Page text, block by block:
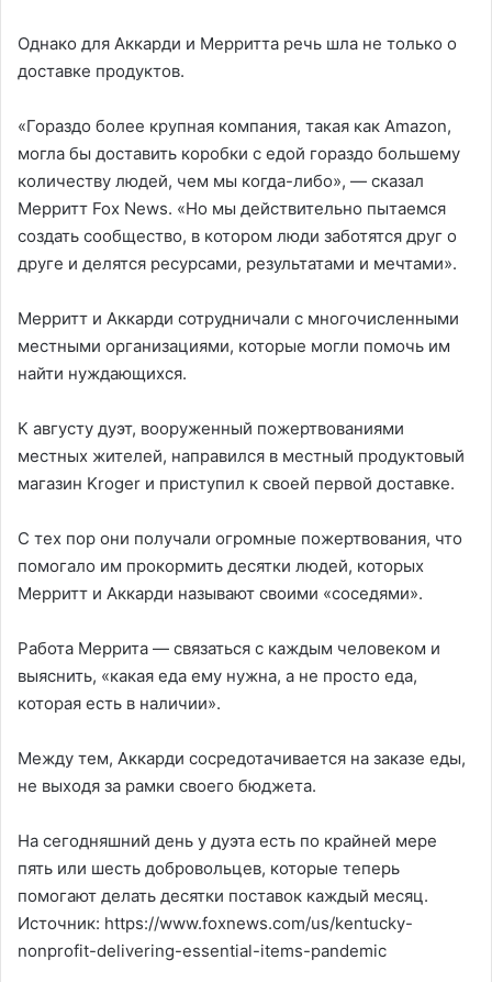
Однако для Аккарди и Мерритта речь шла не только о
доставке продуктов.
«Гораздо более крупная компания, такая как Amazon,
могла бы доставить коробки с едой гораздо большему
количеству людей, чем мы когда-либо», — сказал
Мерритт Fox News. «Но мы действительно пытаемся
создать сообщество, в котором люди заботятся друг о
друге и делятся ресурсами, результатами и мечтами».
Мерритт и Аккарди сотрудничали с многочисленными
местными организациями, которые могли помочь им
найти нуждающихся.
К августу дуэт, вооруженный пожертвованиями
местных жителей, направился в местный продуктовый
магазин Kroger и приступил к своей первой доставке.
С тех пор они получали огромные пожертвования, что
помогало им прокормить десятки людей, которых
Мерритт и Аккарди называют своими «соседями».
Работа Меррита — связаться с каждым человеком и
выяснить, «какая еда ему нужна, а не просто еда,
которая есть в наличии».
Между тем, Аккарди сосредотачивается на заказе еды,
не выходя за рамки своего бюджета.
На сегодняшний день у дуэта есть по крайней мере
пять или шесть добровольцев, которые теперь
помогают делать десятки поставок каждый месяц.
Источник: https://www.foxnews.com/us/kentucky-
nonprofit-delivering-essential-items-pandemic